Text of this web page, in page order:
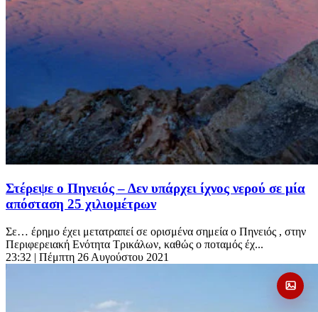
Στέρεψε ο Πηνειός – Δεν υπάρχει ίχνος νερού σε μία
απόσταση 25 χιλιομέτρων
Σε… έρημο έχει μετατραπεί σε ορισμένα σημεία ο Πηνειός , στην
Περιφερειακή Ενότητα Τρικάλων, καθώς ο ποταμός έχ...
23:32 | Πέμπτη 26 Αυγούστου 2021